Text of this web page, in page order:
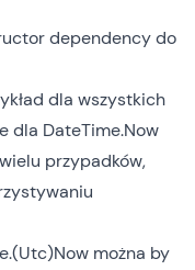
dependency do
dla wszystkich
dla DateTime.Now
przypadków,
można by